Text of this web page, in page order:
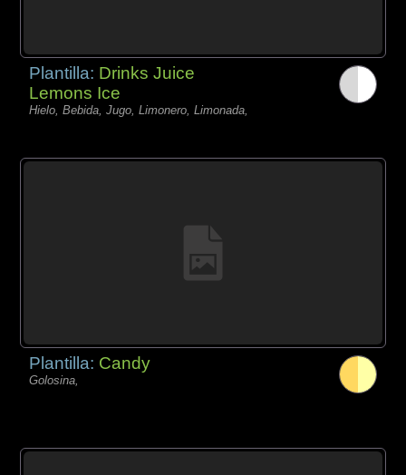
Plantilla: Drinks Juice
Lemons Ice
Hielo, Bebida, Jugo, Limonero, Limonada,
Plantilla: Candy
Golosina,